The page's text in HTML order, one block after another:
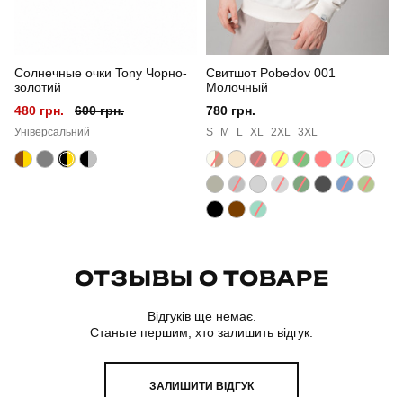
Солнечные очки Tony Чорно-
золотий
480 грн.
600 грн.
Універсальний
Свитшот Pobedov 001
Молочный
780 грн.
S M L XL 2XL 3XL
ОТЗЫВЫ О ТОВАРЕ
Відгуків ще немає.
Станьте першим, хто залишить відгук.
ЗАЛИШИТИ ВІДГУК